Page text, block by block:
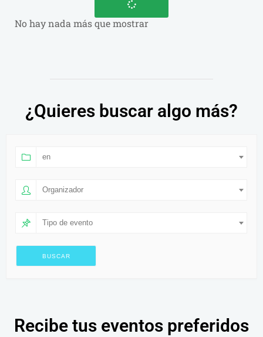
No hay nada más que mostrar
¿Quieres buscar algo más?
en
Organizador
Tipo de evento
Recibe tus eventos preferidos